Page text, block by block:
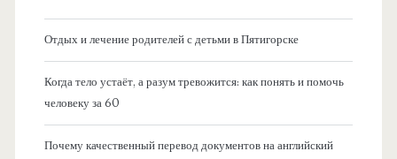
Отдых и лечение родителей с детьми в Пятигорске
Когда тело устаёт, а разум тревожится: как понять и помочь
человеку за 60
Почему качественный перевод документов на английский